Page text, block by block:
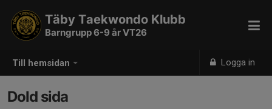
Till hemsidan Logga in
Täby Taekwondo Klubb
Barngrupp 6-9 år VT26
Dold sida